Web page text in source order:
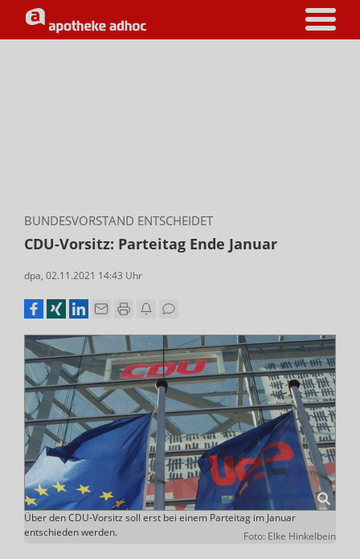
BUNDESVORSTAND ENTSCHEIDET
CDU-Vorsitz: Parteitag Ende Januar
dpa, 02.11.2021 14:43 Uhr
Über den CDU-Vorsitz soll erst bei einem Parteitag im Januar
entschieden werden.
Foto: Elke Hinkelbein